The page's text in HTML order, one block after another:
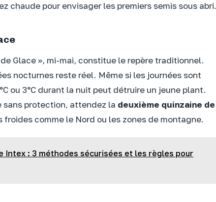
chaude pour envisager les premiers semis sous abri.
Glace », mi-mai, constitue le repère traditionnel.
nocturnes reste réel. Même si les journées sont
ou 3°C durant la nuit peut détruire un jeune plant.
sans protection, attendez la deuxième quinzaine de
froides comme le Nord ou les zones de montagne.
Intex : 3 méthodes sécurisées et les règles pour